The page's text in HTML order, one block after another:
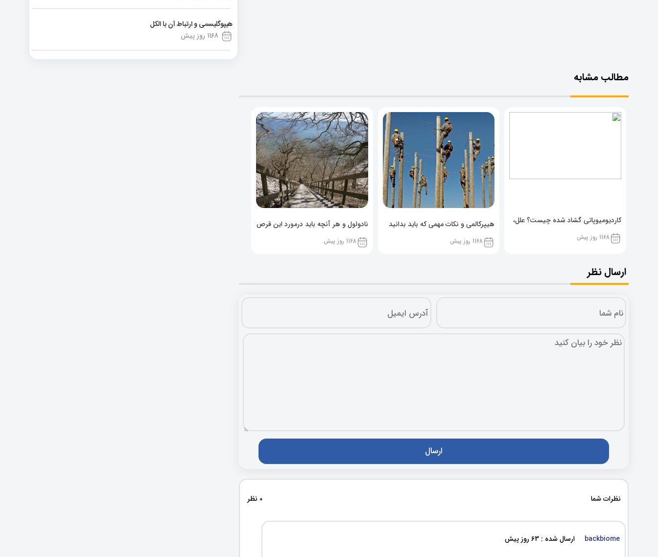
هیپوگلیسمی و ارتباط آن با الکل
1168 روز پیش
مطالب مشابه
کاردیومیوپاتی گشاد شده چیست؟ علل،
پیشگیری و نشانه ها
1168 روز پیش
هیپرکالمی و نکات مهمی که باید بدانید
1168 روز پیش
نادولول و هر آنچه باید درمورد این قرص
خوراکی بدانید!
1168 روز پیش
ارسال نظر
نظرات شما 0 نظر
backbiome ارسال شده : 63 روز پیش